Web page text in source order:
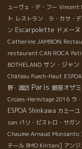
ューヴェ・デ・フー Vincent
ト レストラン ラ・カサ・デ
ン Escarpolette ドメー
Catherine JAMBON
restaurant CAN ROCA
BOTHELAND サン・ジャン
Château Puech-Haut
野・諏訪 Paris 銀座オザミ
Crozes-Hermitage 2016 ラ
ESPOA Shinkawa カミーユ
san パリ・ビストロ・サガン
Chaume Arnaud Monsanto
テール BMO Kiritani] アンジ